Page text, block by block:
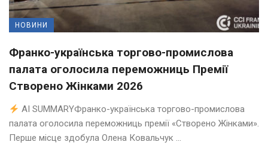
НОВИНИ
Франко-українська торгово-промислова
палата оголосила переможниць Премії
Створено Жінками 2026
AI SUMMARYФранко-українська торгово-промислова
палата оголосила переможниць премії «Створено Жінками».
Перше місце здобула Олена Ковальчук ...